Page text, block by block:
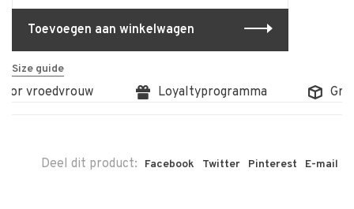
Toevoegen aan winkelwagen
Size guide
vroedvrouw Loyaltyprogramma
Deel dit product: Facebook Twitter Pinterest E-mail